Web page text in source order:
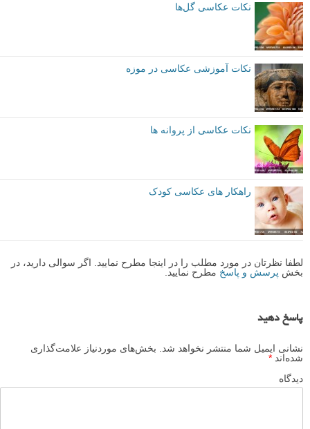
نکات عکاسی گل‌ها
نکات آموزشی عکاسی در موزه
نکات عکاسی از پروانه ها
راهکار های عکاسی کودک
لطفا نظرتان در مورد مطلب را در اینجا مطرح نمایید. اگر سوالی دارید، در
بخش پرسش و پاسخ مطرح نمایید.
پاسخ دهید
نشانی ایمیل شما منتشر نخواهد شد.
بخش‌های موردنیاز علامت‌گذاری
شده‌اند *
دیدگاه